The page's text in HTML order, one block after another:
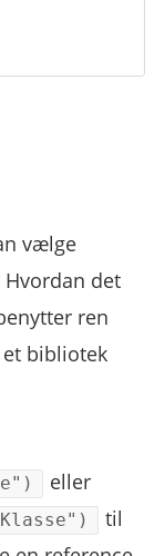
vælge
det
ren
et bibliotek
eller
til